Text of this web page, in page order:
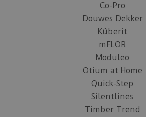
Co-Pro
Douwes Dekker
Küberit
mFLOR
Moduleo
Otium at Home
Quick-Step
Silentlines
Timber Trend